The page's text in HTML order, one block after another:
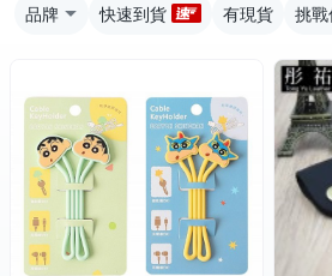
品牌 快速到貨 有現貨 挑